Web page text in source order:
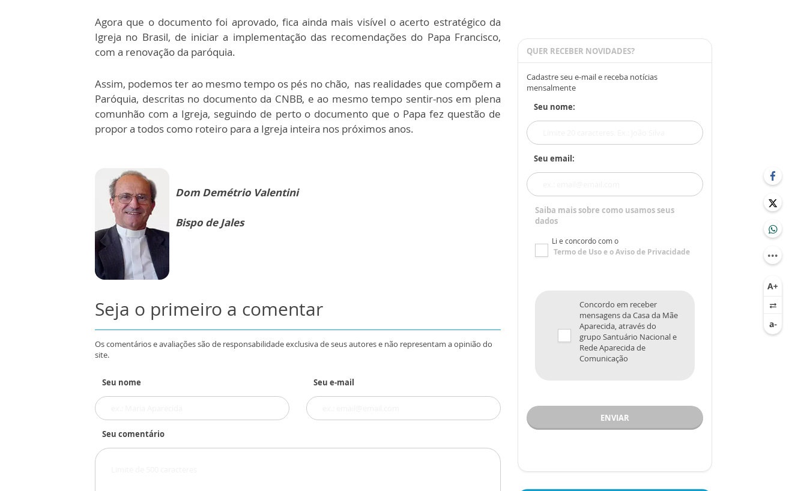
Agora que o documento foi aprovado, fica ainda mais visível o acerto estratégico da
Igreja no Brasil, de iniciar a implementação das recomendações do Papa Francisco,
com a renovação da paróquia.
Assim, podemos ter ao mesmo tempo os pés no chão, nas realidades que compõem a
Paróquia, descritas no documento da CNBB, e ao mesmo tempo sentir-nos em plena
comunhão com a Igreja, seguindo de perto o documento que o Papa fez questão de
propor a todos como roteiro para a Igreja inteira nos próximos anos.
Dom Demétrio Valentini
Bispo de Jales
Seja o primeiro a comentar
Os comentários e avaliações são de responsabilidade exclusiva de seus autores e não representam a opinião do
site.
Seu nome Seu e-mail
Seu comentário
QUER RECEBER NOVIDADES?
Cadastre seu e-mail e receba notícias
mensalmente
Seu nome:
Seu email:
Saiba mais sobre como usamos seus
dados
Li e concordo com o
Termo de Usoe oAviso de Privacidade
Concordo em receber
mensagens da Casa da Mãe
Aparecida, através do
grupo Santuário Nacional e
Rede Aparecida de
Comunicação
ENVIAR